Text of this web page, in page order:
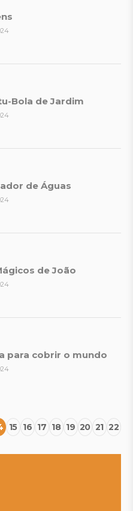
Bola de Jardim
de Águas
de João
para cobrir o mundo
15 16 17 18 19 20 21 22